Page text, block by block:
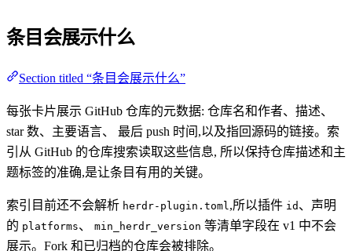
条目会展示什么
Section titled “条目会展示什么”
每张卡片展示 GitHub 仓库的元数据: 仓库名和作者、描述、
star 数、主要语言、 最后 push 时间,以及指回源码的链接。索
引从 GitHub 的仓库搜索读取这些信息, 所以保持仓库描述和主
题标签的准确,是让条目有用的关键。
索引目前还不会解析 herdr-plugin.toml,所以插件 id 、声明
的 platforms、 min_herdr_version 等清单字段在 v1 中不会
展示。Fork 和已归档的仓库会被排除。